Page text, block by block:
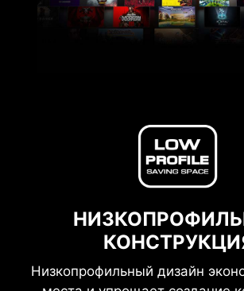
Низкопрофильный дизайн